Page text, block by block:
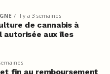
il y a 3 semaines
de cannabis à
autorisée aux îles
fin au remboursement